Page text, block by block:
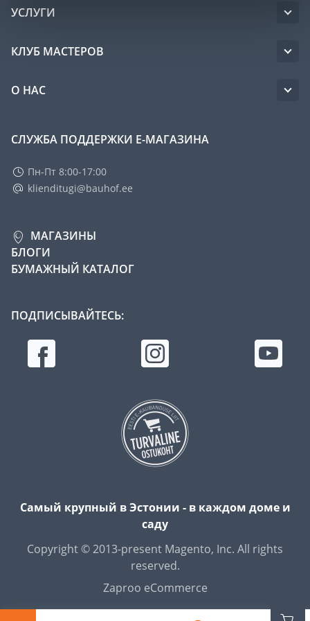
УСЛУГИ
КЛУБ МАСТЕРОВ
О НАС
СЛУЖБА ПОДДЕРЖКИ Е-МАГАЗИНА
Пн-Пт 8:00-17:00
klienditugi@bauhof.ee
МАГАЗИНЫ
БЛОГИ
БУМАЖНЫЙ КАТАЛОГ
ПОДПИСЫВАЙТЕСЬ:
Самый крупный в Эстонии - в каждом доме и
саду
Copyright © 2013-present Magento, Inc. All rights
reserved.
Zaproo eCommerce